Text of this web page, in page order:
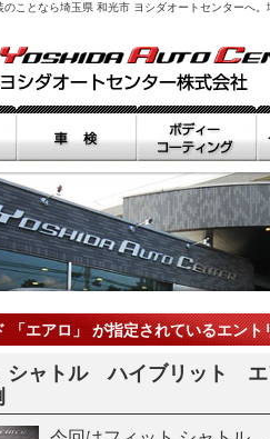
のことなら埼玉県 和光市 ヨシダオートセンターへ
「エアロ」 が指定されているエント
シャトル ハイブリット